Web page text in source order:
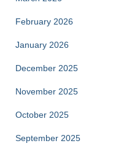
February 2026
January 2026
December 2025
November 2025
October 2025
September 2025